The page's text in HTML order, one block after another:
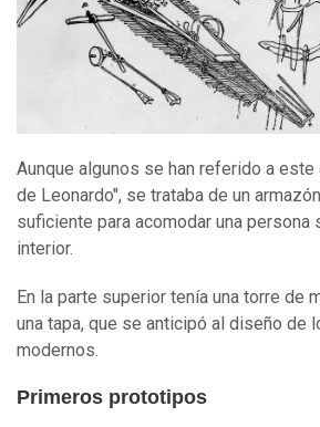
Aunque algunos se han referido a este
de Leonardo", se trataba de un
suficiente para acomodar una persona
interior.
En la parte superior tenía una torre de
una tapa, que se anticipó al diseño de
modernos.
Primeros prototipos